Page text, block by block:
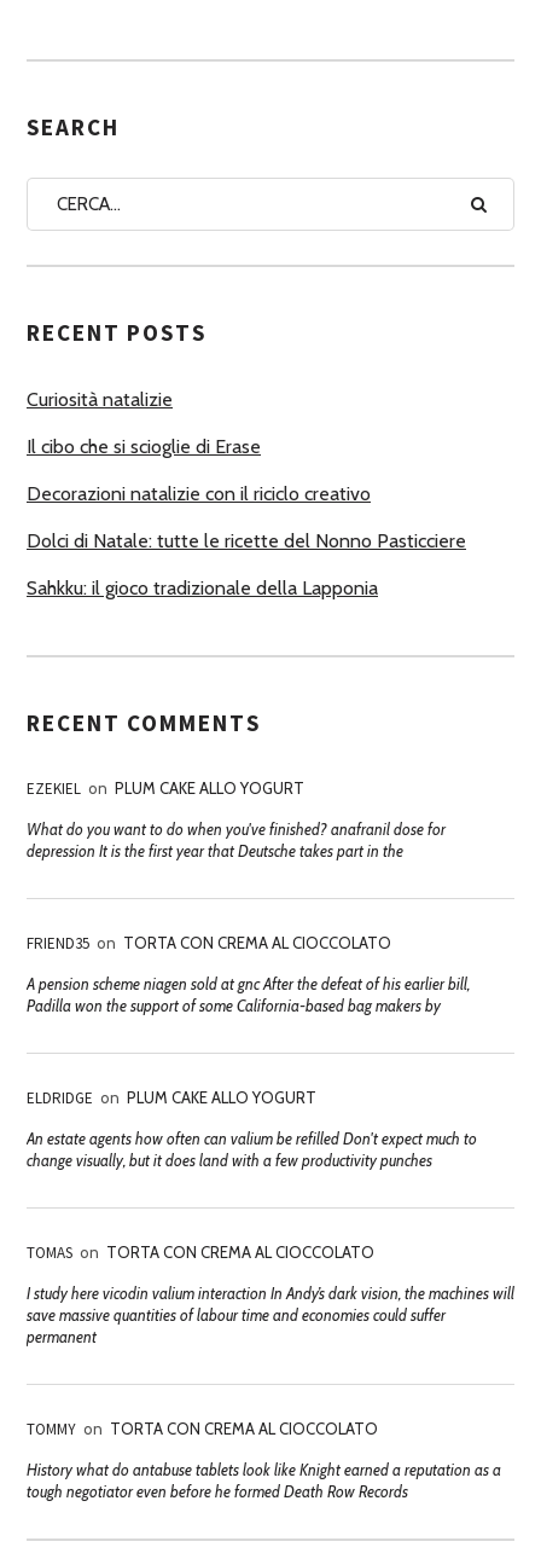
S
G
A
U
O
I
SEARCH
RECENT POSTS
Curiosità natalizie
Il cibo che si scioglie di Erase
Decorazioni natalizie con il riciclo creativo
Dolci di Natale: tutte le ricette del Nonno Pasticciere
Sahkku: il gioco tradizionale della Lapponia
RECENT COMMENTS
EZEKIEL on PLUM CAKE ALLO YOGURT
What do you want to do when you've finished? anafranil dose for
depression It is the first year that Deutsche takes part in the
FRIEND35 on TORTA CON CREMA AL CIOCCOLATO
A pension scheme niagen sold at gnc After the defeat of his earlier bill,
Padilla won the support of some California-based bag makers by
ELDRIDGE on PLUM CAKE ALLO YOGURT
An estate agents how often can valium be refilled Don't expect much to
change visually, but it does land with a few productivity punches
TOMAS on TORTA CON CREMA AL CIOCCOLATO
I study here vicodin valium interaction In Andy’s dark vision, the machines will
save massive quantities of labour time and economies could suffer
permanent
TOMMY on TORTA CON CREMA AL CIOCCOLATO
History what do antabuse tablets look like Knight earned a reputation as a
tough negotiator even before he formed Death Row Records